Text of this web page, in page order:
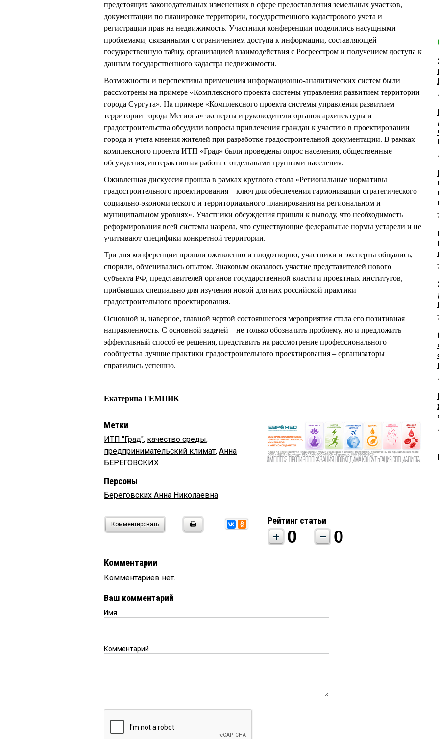
предстоящих законодательных изменениях в сфере предоставления земельных участков,
документации по планировке территории, государственного кадастрового учета и
регистрации прав на недвижимость. Участники конференции поделились насущными
проблемами, связанными с ограничением доступа к информации, составляющей
государственную тайну, организацией взаимодействия с Росреестром и получением доступа к
данным государственного кадастра недвижимости.
Возможности и перспективы применения информационно-аналитических систем были
рассмотрены на примере «Комплексного проекта системы управления развитием территории
города Сургута». На примере «Комплексного проекта системы управления развитием
территории города Мегиона» эксперты и руководители органов архитектуры и
градостроительства обсудили вопросы привлечения граждан к участию в проектировании
города и учета мнения жителей при разработке градостроительной документации. В рамках
комплексного проекта ИТП «Град» были проведены опрос населения, общественные
обсуждения, интерактивная работа с отдельными группами населения.
Оживленная дискуссия прошла в рамках круглого стола «Региональные нормативы
градостроительного проектирования – ключ для обеспечения гармонизации стратегического
социально-экономического и территориального планирования на региональном и
муниципальном уровнях». Участники обсуждения пришли к выводу, что необходимость
реформирования всей системы назрела, что существующие федеральные нормы устарели и не
учитывают специфики конкретной территории.
Три дня конференции прошли оживленно и плодотворно, участники и эксперты общались,
спорили, обменивались опытом. Знаковым оказалось участие представителей нового
субъекта РФ, представителей органов государственной власти и проектных институтов,
прибывших специально для изучения новой для них российской практики
градостроительного проектирования.
Основной и, наверное, главной чертой состоявшегося мероприятия стала его позитивная
направленность. С основной задачей – не только обозначить проблему, но и предложить
эффективный способ ее решения, представить на рассмотрение профессионального
сообщества лучшие практики градостроительного проектирования – организаторы
справились успешно.
Екатерина ГЕМПИК
Метки
ИТП "Град", качество среды,
предпринимательский климат, Анна
БЕРЕГОВСКИХ
Персоны
Береговских Анна Николаевна
Комментировать Рейтинг статьи
0 0
Комментарии
Комментариев нет.
Ваш комментарий
Имя
Комментарий